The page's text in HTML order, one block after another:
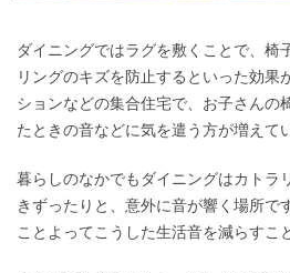
ダイニングではラグを敷くことで、椅
リングのキズを防止するといった効果
ションなどの集合住宅で、お子さんの
たときの音などに気を遣う方が増えて
暮らしのなかでもダイニングはカトラ
きずったりと、意外に音が響く場所で
ことよってこうした生活音を減らすこ